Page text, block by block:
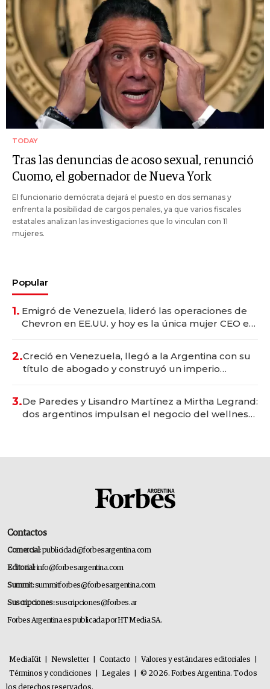
TODAY
Tras las denuncias de acoso sexual, renunció
Cuomo, el gobernador de Nueva York
El funcionario demócrata dejará el puesto en dos semanas y
enfrenta la posibilidad de cargos penales, ya que varios fiscales
estatales analizan las investigaciones que lo vinculan con 11
mujeres.
Popular
1. Emigró de Venezuela, lideró las operaciones de
Chevron en EE.UU. y hoy es la única mujer CEO en
2.Creció en Venezuela, llegó a la Argentina con su
título de abogado y construyó un imperio
3.De Paredes y Lisandro Martínez a Mirtha Legrand:
dos argentinos impulsan el negocio del wellness
Contactos
Comercial:publicidad@forbesargentina.com
Editorial:info@forbesargentina.com
Summit:summitforbes@forbesargentina.com
Suscripciones:suscripciones@forbes.ar
Forbes Argentina es publicada por HT Media SA.
MediaKit Newsletter Contacto Valores y estándares editoriales
Términos y condiciones
Legales
© 2026. Forbes Argentina. Todos